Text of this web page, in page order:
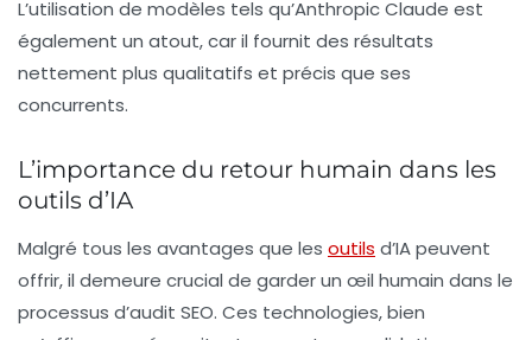
L’utilisation de modèles tels qu’Anthropic Claude est
également un atout, car il fournit des résultats
nettement plus qualitatifs et précis que ses
concurrents.
L’importance du retour humain dans les
outils d’IA
Malgré tous les avantages que les outils d’IA peuvent
offrir, il demeure crucial de garder un œil humain dans le
processus d’audit SEO. Ces technologies, bien